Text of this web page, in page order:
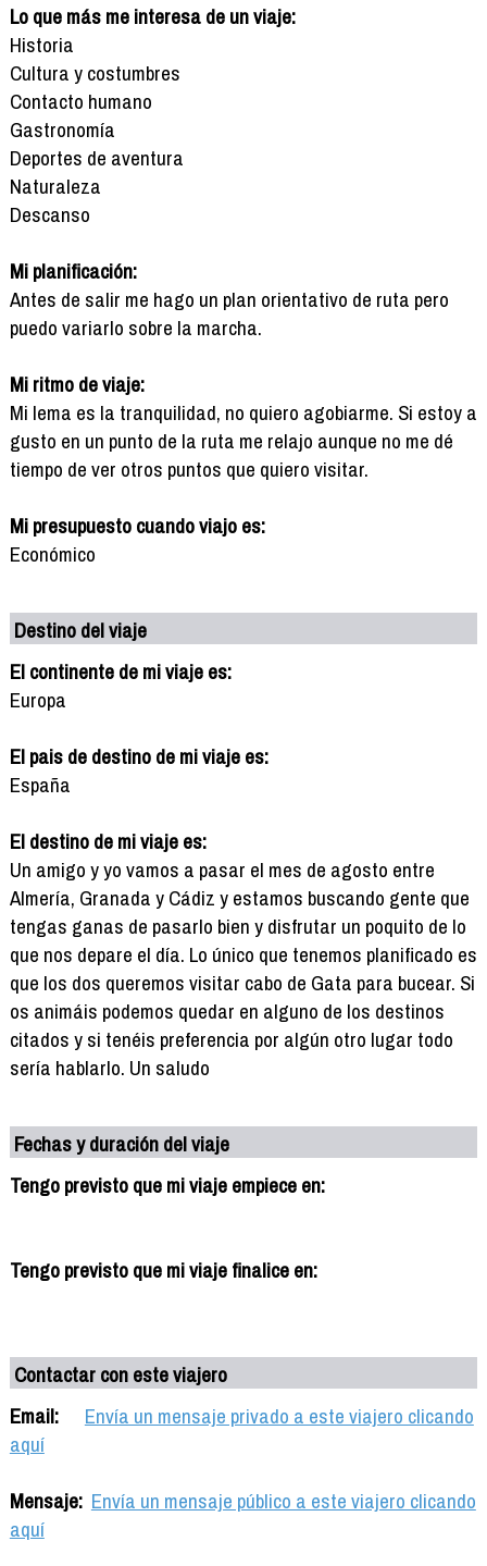
Lo que más me interesa de un viaje:
Historia
Cultura y costumbres
Contacto humano
Gastronomía
Deportes de aventura
Naturaleza
Descanso
Mi planificación:
Antes de salir me hago un plan orientativo de ruta pero
puedo variarlo sobre la marcha.
Mi ritmo de viaje:
Mi lema es la tranquilidad, no quiero agobiarme. Si estoy a
gusto en un punto de la ruta me relajo aunque no me dé
tiempo de ver otros puntos que quiero visitar.
Mi presupuesto cuando viajo es:
Económico
Destino del viaje
El continente de mi viaje es:
Europa
El pais de destino de mi viaje es:
España
El destino de mi viaje es:
Un amigo y yo vamos a pasar el mes de agosto entre
Almería, Granada y Cádiz y estamos buscando gente que
tengas ganas de pasarlo bien y disfrutar un poquito de lo
que nos depare el día. Lo único que tenemos planificado es
que los dos queremos visitar cabo de Gata para bucear. Si
os animáis podemos quedar en alguno de los destinos
citados y si tenéis preferencia por algún otro lugar todo
sería hablarlo. Un saludo
Fechas y duración del viaje
Tengo previsto que mi viaje empiece en:
Tengo previsto que mi viaje finalice en:
Contactar con este viajero
Email:
Envía un mensaje privado a este viajero clicando
aquí
Mensaje: Envía un mensaje público a este viajero clicando
aquí